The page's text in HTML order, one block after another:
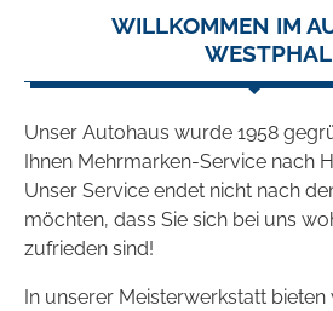
WILLKOMMEN IM
Unser Autohaus wurde 1958
Ihnen Mehrmarken-Service nach
Unser Service endet nicht nach
möchten, dass Sie sich bei uns
zufrieden sind!
In unserer Meisterwerkstatt bieten